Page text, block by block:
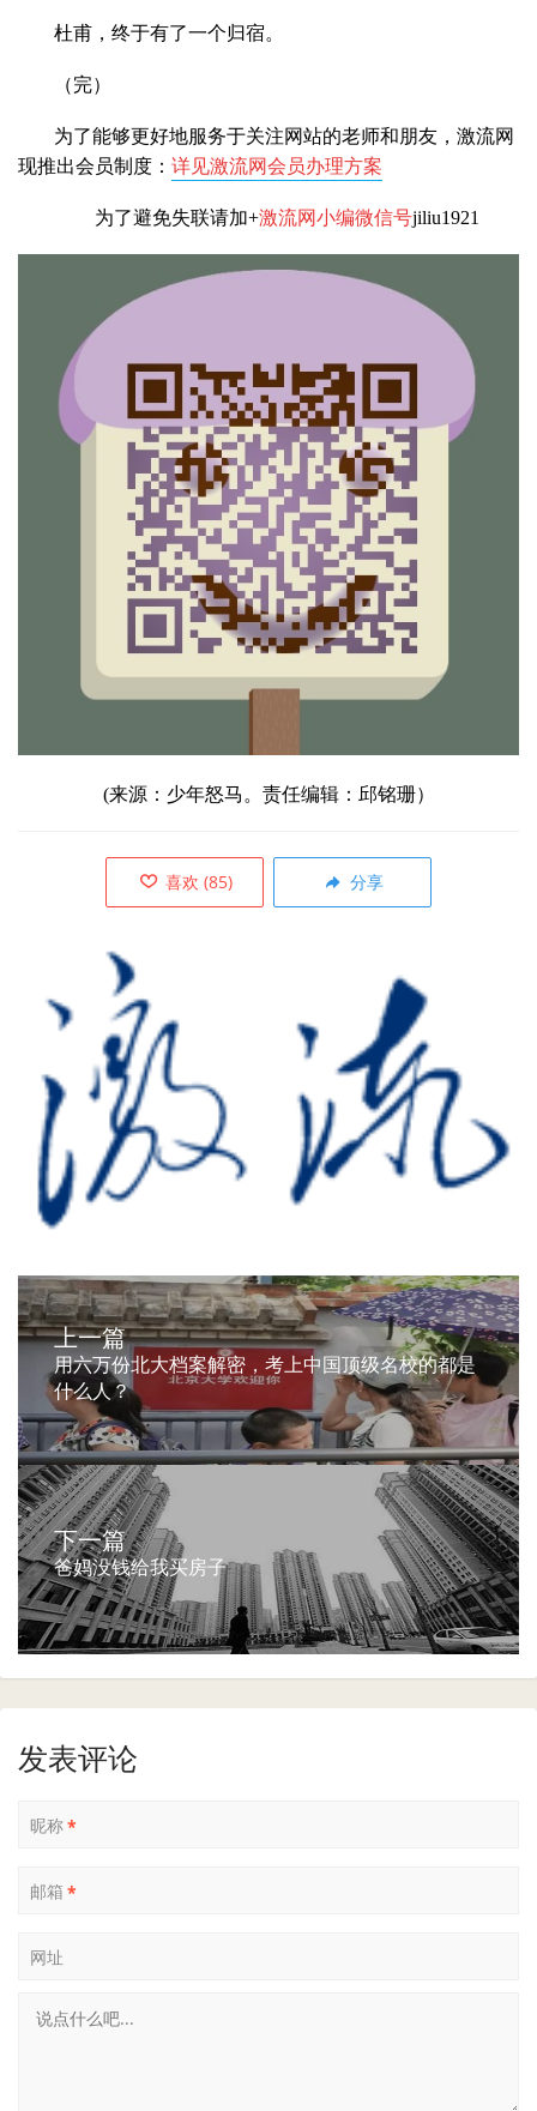
杜甫，终于有了一个归宿。
（完）
为了能够更好地服务于关注网站的老师和朋友，激流网
现推出会员制度： 详见激流网会员办理方案
为了避免失联请加+激流网小编微信号jiliu1921
(来源：少年怒马。责任编辑：邱铭珊）
喜欢 (85) 分享
上一篇
用六万份北大档案解密，考上中国顶级名校的都是
什么人？
下一篇
爸妈没钱给我买房子
发表评论
昵称*
邮箱 *
网址